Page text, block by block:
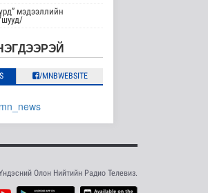
8 цаг 28 минутын өмнө
Ерөнхий сайд
тай хийж буй
9 цаг 41 минутын өмнө
компанид 567 сая
төлбөр
10 хоногт цаг
мэдээллийн
шууд/
Эмийн чанар
танин
S2 #9
/MNBWEBSITE
Олон Нийтийн Радио Телевиз.